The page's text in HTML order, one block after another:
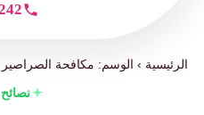
الرئيسية ›الوسم: مكافحة الصراصير
نصائح